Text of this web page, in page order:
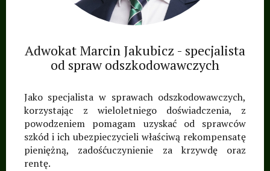
Adwokat Marcin Jakubicz - specjalista
od spraw odszkodowawczych
Jako specjalista w sprawach odszkodowawczych,
korzystając z wieloletniego doświadczenia, z
powodzeniem pomagam uzyskać od sprawców
szkód i ich ubezpieczycieli właściwą rekompensatę
pieniężną, zadośćuczynienie za krzywdę oraz
rentę.